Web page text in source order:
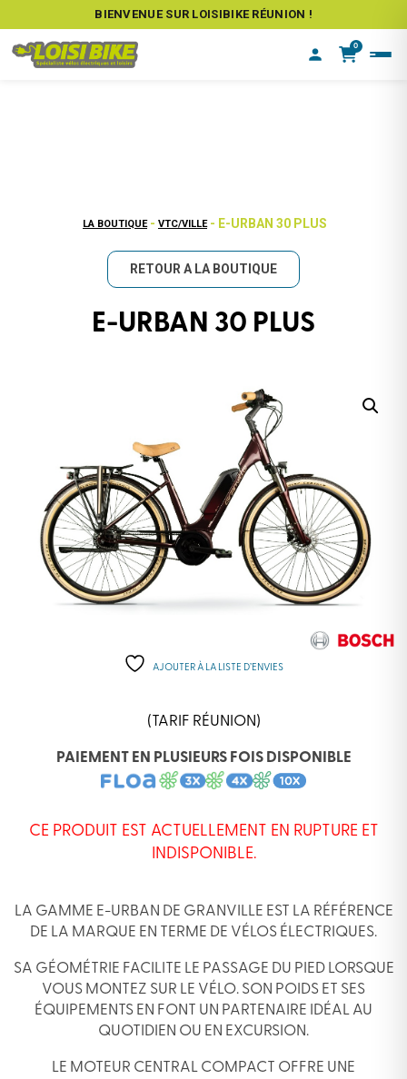
BIENVENUE SUR LOISIBIKE RÉUNION !
0
LA BOUTIQUE - VTC/VILLE - E-URBAN 30 PLUS
RETOUR A LA BOUTIQUE
E-URBAN 30 PLUS
AJOUTER À LA LISTE D’ENVIES
(TARIF RÉUNION)
PAIEMENT EN PLUSIEURS FOIS DISPONIBLE
CE PRODUIT EST ACTUELLEMENT EN RUPTURE ET
INDISPONIBLE.
LA GAMME E-URBAN DE GRANVILLE EST LA RÉFÉRENCE
DE LA MARQUE EN TERME DE VÉLOS ÉLECTRIQUES.
SA GÉOMÉTRIE FACILITE LE PASSAGE DU PIED LORSQUE
VOUS MONTEZ SUR LE VÉLO. SON POIDS ET SES
ÉQUIPEMENTS EN FONT UN PARTENAIRE IDÉAL AU
QUOTIDIEN OU EN EXCURSION.
LE MOTEUR CENTRAL COMPACT OFFRE UNE